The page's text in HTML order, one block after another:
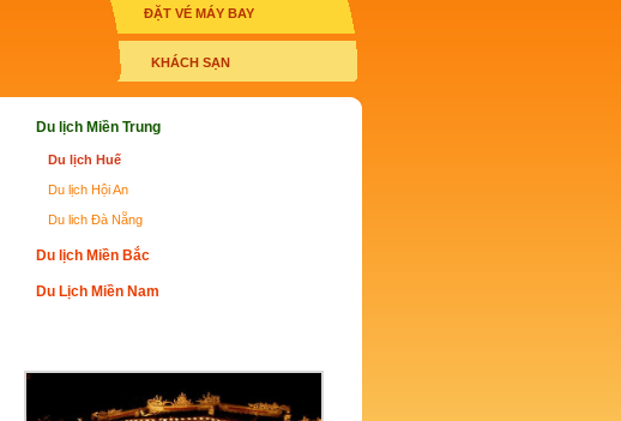
ĐẶT VÉ MÁY BAY
KHÁCH SẠN
Du lịch Miền Trung
Du lịch Huế
Du lịch Hội An
Du lich Đà Nẵng
Du lịch Miền Bắc
Du Lịch Miền Nam